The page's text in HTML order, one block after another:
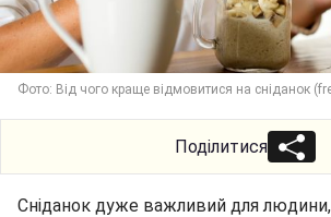
Фото: Від чого краще відмовитися на сніданок
Поділитися
Сніданок дуже важливий для людини,